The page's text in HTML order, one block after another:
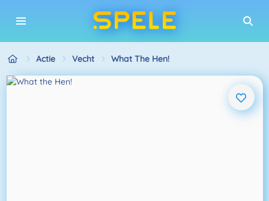
Actie Vecht What The Hen!